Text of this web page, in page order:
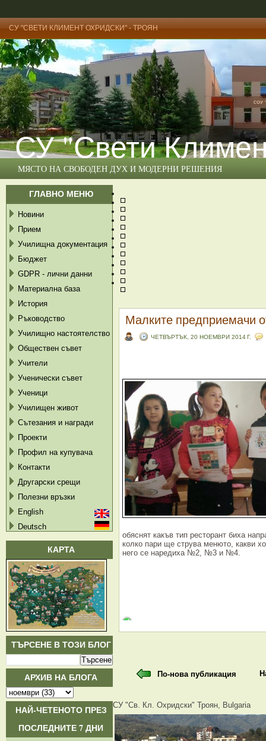
СУ "СВЕТИ КЛИМЕНТ ОХРИДСКИ" - ТРОЯН
СУ "Свети
МЯСТО НА СВОБОДЕН ДУХ И МОДЕРНИ РЕШЕНИЯ
ГЛАВНО МЕНЮ
Новини
Прием
Училищна документация
Бюджет
GDPR - лични данни
Материална база
История
Ръководство
Училищно настоятелство
Обществен съвет
Учители
Ученически съвет
Ученици
Училищен живот
Сътезания и награди
Проекти
Профил на купувача
Контакти
Другарски срещи
Полезни връзки
English
Deutsch
КАРТА
ТЪРСЕНЕ В ТОЗИ БЛОГ
АРХИВ НА БЛОГА
НАЙ-ЧЕТЕНОТО ПРЕЗ
ПОСЛЕДНИТЕ 7 ДНИ
Малките предприемачи
ЧЕТВЪРТЪК, 20 НОЕМВРИ 2014 Г.
обяснят какъв тип ресторант биха
колко пари ще струва менюто, какви
него се наредиха №2, №3 и №4.
По-нова публикация
СУ "Св. Кл. Охридски" Троян, Bulgaria